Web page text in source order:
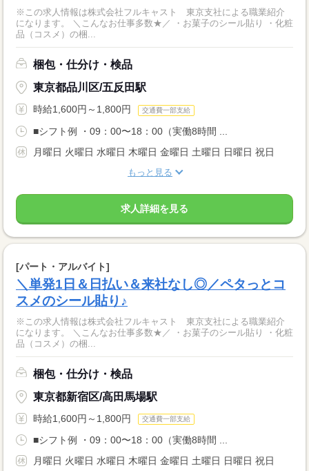
※この求人情報は株式会社フルキャスト 東京支社による職業紹介
になります。 ＼こんなお仕事多数★／ ・お菓子のシール貼り ・化粧
品（コスメ）の梱...
梱包・仕分け・検品
東京都品川区/五反田駅
時給1,600円～1,800円 交通費一部支給
■シフト例 ・09：00〜18：00（実働8時間 ...
月曜日 火曜日 水曜日 木曜日 金曜日 土曜日 日曜日 祝日
もっと見る
求人詳細を見る
[パート・アルバイト]
＼単発1日＆日払い＆来社なし◎／ペタっとコ
スメのシール貼り♪
※この求人情報は株式会社フルキャスト 東京支社による職業紹介
になります。 ＼こんなお仕事多数★／ ・お菓子のシール貼り ・化粧
品（コスメ）の梱...
梱包・仕分け・検品
東京都新宿区/高田馬場駅
時給1,600円～1,800円 交通費一部支給
■シフト例 ・09：00〜18：00（実働8時間 ...
月曜日 火曜日 水曜日 木曜日 金曜日 土曜日 日曜日 祝日